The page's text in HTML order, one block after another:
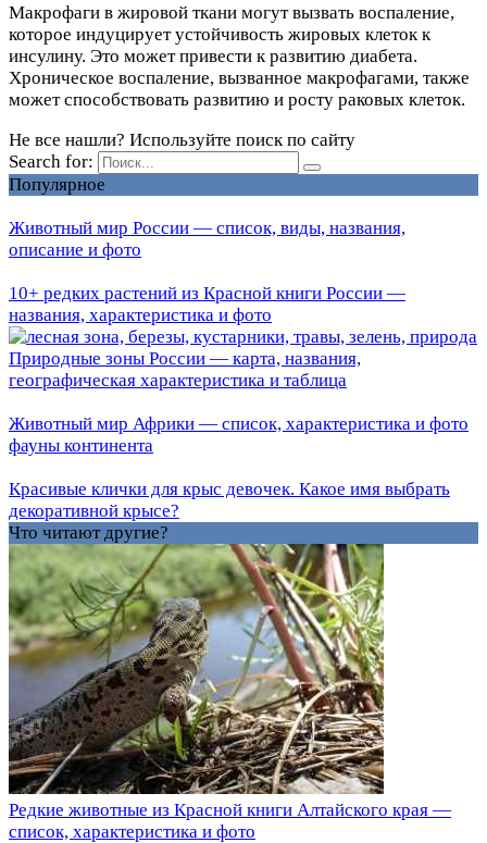
Макрофаги в жировой ткани могут вызвать воспаление,
которое индуцирует устойчивость жировых клеток к
инсулину. Это может привести к развитию диабета.
Хроническое воспаление, вызванное макрофагами, также
может способствовать развитию и росту раковых клеток.
Не все нашли? Используйте поиск по сайту
Search for:
Популярное
Животный мир России — список, виды, названия,
описание и фото
10+ редких растений из Красной книги России —
названия, характеристика и фото
Природные зоны России — карта, названия,
географическая характеристика и таблица
Животный мир Африки — список, характеристика и фото
фауны континента
Красивые клички для крыс девочек. Какое имя выбрать
декоративной крысе?
Что читают другие?
Редкие животные из Красной книги Алтайского края —
список, характеристика и фото